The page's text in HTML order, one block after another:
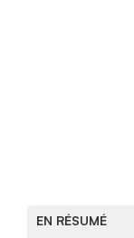
EN RÉSUMÉ